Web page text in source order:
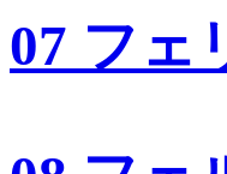
07 フェ